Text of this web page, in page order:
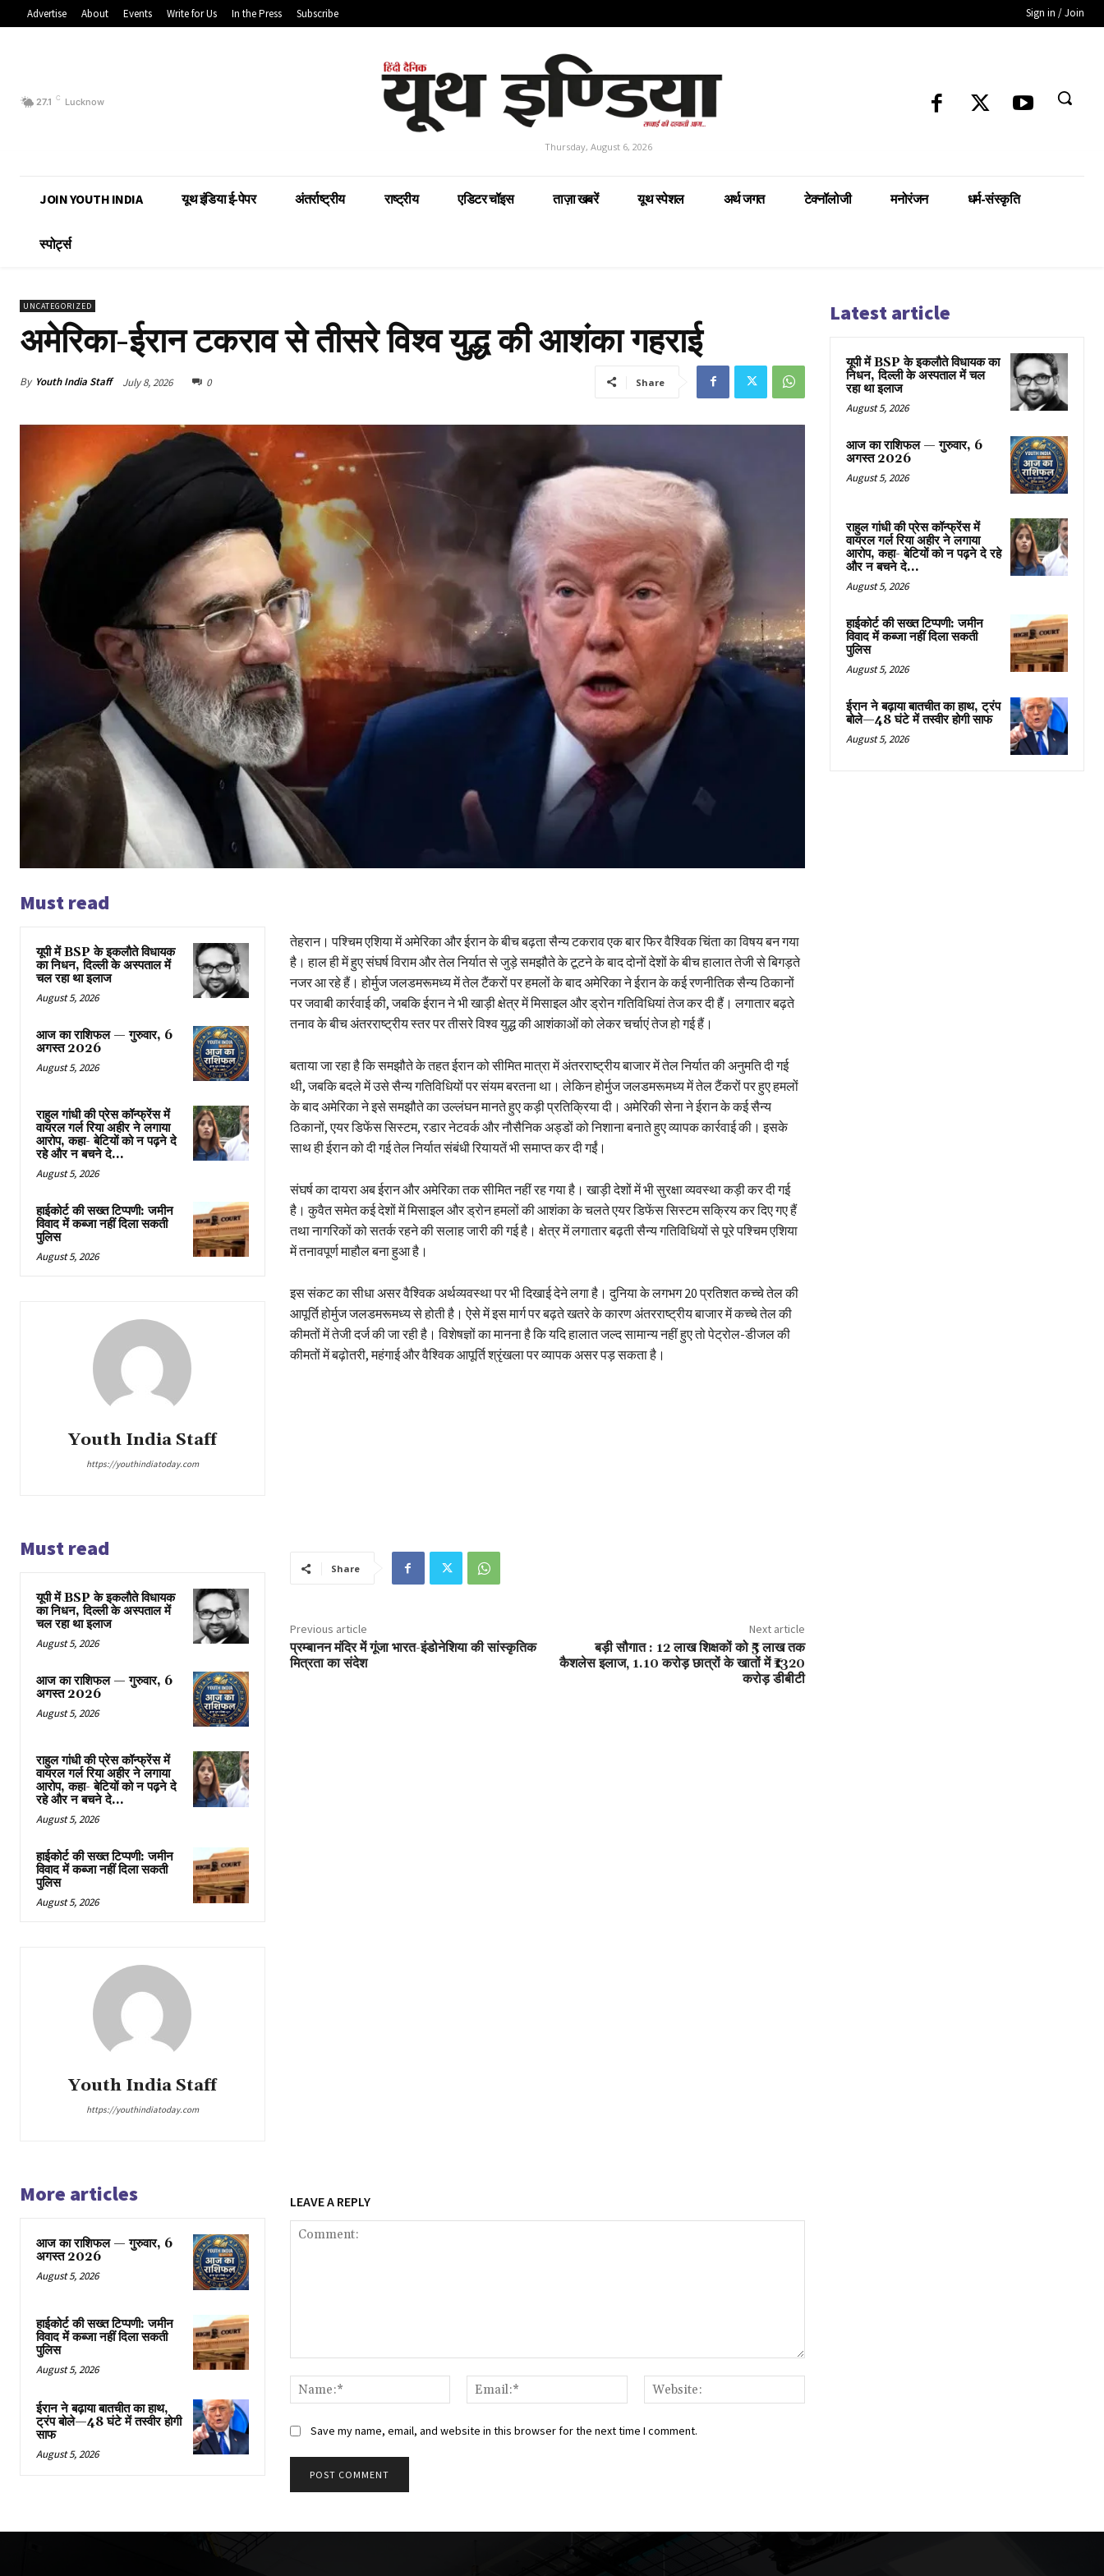
Advertise About Events Write for Us In the Press Subscribe Sign in / Join
27.1 C Lucknow
Thursday, August 6, 2026
JOIN YOUTH INDIA यूथ इंडिया ई-पेपर अंतर्राष्ट्रीय राष्ट्रीय एडिटर चॉइस ताज़ा खबरें यूथ स्पेशल अर्थ जगत टेक्नॉलोजी मनोरंजन धर्म-संस्कृति
स्पोर्ट्स
UNCATEGORIZED
अमेरिका-ईरान टकराव से तीसरे विश्व युद्ध की आशंका गहराई
By Youth India Staff July 8, 2026 0 Share
Must read
यूपी में BSP के इकलाैते विधायक
का निधन, दिल्ली के अस्पताल में
चल रहा था इलाज
August 5, 2026
आज का राशिफल — गुरुवार, 6
अगस्त 2026
August 5, 2026
राहुल गांधी की प्रेस कॉन्फ्रेंस में
वायरल गर्ल रिया अहीर ने लगाया
आरोप, कहा- बेटियों को न पढ़ने दे
रहे और न बचने दे...
August 5, 2026
हाईकोर्ट की सख्त टिप्पणी: जमीन
विवाद में कब्जा नहीं दिला सकती
पुलिस
August 5, 2026
Youth India Staff
https://youthindiatoday.com
तेहरान। पश्चिम एशिया में अमेरिका और ईरान के बीच बढ़ता सैन्य टकराव एक बार फिर वैश्विक चिंता का विषय बन गया
है। हाल ही में हुए संघर्ष विराम और तेल निर्यात से जुड़े समझौते के टूटने के बाद दोनों देशों के बीच हालात तेजी से बिगड़ते
नजर आ रहे हैं। होर्मुज जलडमरूमध्य में तेल टैंकरों पर हमलों के बाद अमेरिका ने ईरान के कई रणनीतिक सैन्य ठिकानों
पर जवाबी कार्रवाई की, जबकि ईरान ने भी खाड़ी क्षेत्र में मिसाइल और ड्रोन गतिविधियां तेज कर दी हैं। लगातार बढ़ते
तनाव के बीच अंतरराष्ट्रीय स्तर पर तीसरे विश्व युद्ध की आशंकाओं को लेकर चर्चाएं तेज हो गई हैं।
बताया जा रहा है कि समझौते के तहत ईरान को सीमित मात्रा में अंतरराष्ट्रीय बाजार में तेल निर्यात की अनुमति दी गई
थी, जबकि बदले में उसे सैन्य गतिविधियों पर संयम बरतना था। लेकिन होर्मुज जलडमरूमध्य में तेल टैंकरों पर हुए हमलों
के बाद अमेरिका ने इसे समझौते का उल्लंघन मानते हुए कड़ी प्रतिक्रिया दी। अमेरिकी सेना ने ईरान के कई सैन्य
ठिकानों, एयर डिफेंस सिस्टम, रडार नेटवर्क और नौसैनिक अड्डों को निशाना बनाते हुए व्यापक कार्रवाई की। इसके
साथ ही ईरान को दी गई तेल निर्यात संबंधी रियायतें भी समाप्त कर दी गईं।
संघर्ष का दायरा अब ईरान और अमेरिका तक सीमित नहीं रह गया है। खाड़ी देशों में भी सुरक्षा व्यवस्था कड़ी कर दी गई
है। कुवैत समेत कई देशों में मिसाइल और ड्रोन हमलों की आशंका के चलते एयर डिफेंस सिस्टम सक्रिय कर दिए गए हैं
तथा नागरिकों को सतर्क रहने की सलाह जारी की गई है। क्षेत्र में लगातार बढ़ती सैन्य गतिविधियों से पूरे पश्चिम एशिया
में तनावपूर्ण माहौल बना हुआ है।
इस संकट का सीधा असर वैश्विक अर्थव्यवस्था पर भी दिखाई देने लगा है। दुनिया के लगभग 20 प्रतिशत कच्चे तेल की
आपूर्ति होर्मुज जलडमरूमध्य से होती है। ऐसे में इस मार्ग पर बढ़ते खतरे के कारण अंतरराष्ट्रीय बाजार में कच्चे तेल की
कीमतों में तेजी दर्ज की जा रही है। विशेषज्ञों का मानना है कि यदि हालात जल्द सामान्य नहीं हुए तो पेट्रोल-डीजल की
कीमतों में बढ़ोतरी, महंगाई और वैश्विक आपूर्ति श्रृंखला पर व्यापक असर पड़ सकता है।
Must read
यूपी में BSP के इकलाैते विधायक
का निधन, दिल्ली के अस्पताल में
चल रहा था इलाज
August 5, 2026
आज का राशिफल — गुरुवार, 6
अगस्त 2026
August 5, 2026
राहुल गांधी की प्रेस कॉन्फ्रेंस में
वायरल गर्ल रिया अहीर ने लगाया
आरोप, कहा- बेटियों को न पढ़ने दे
रहे और न बचने दे...
August 5, 2026
हाईकोर्ट की सख्त टिप्पणी: जमीन
विवाद में कब्जा नहीं दिला सकती
पुलिस
August 5, 2026
Youth India Staff
https://youthindiatoday.com
Share
Previous article
प्रम्बानन मंदिर में गूंजा भारत-इंडोनेशिया की सांस्कृतिक
मित्रता का संदेश
Next article
बड़ी सौगात : 12 लाख शिक्षकों को ₹5 लाख तक
कैशलेस इलाज, 1.10 करोड़ छात्रों के खातों में ₹1320
करोड़ डीबीटी
More articles
आज का राशिफल — गुरुवार, 6
अगस्त 2026
August 5, 2026
हाईकोर्ट की सख्त टिप्पणी: जमीन
विवाद में कब्जा नहीं दिला सकती
पुलिस
August 5, 2026
ईरान ने बढ़ाया बातचीत का हाथ,
ट्रंप बोले—48 घंटे में तस्वीर होगी
साफ
August 5, 2026
LEAVE A REPLY
Name:*
Email:*
Save my name, email, and website in this browser for the next time I comment.
Latest article
यूपी में BSP के इकलाैते विधायक का
निधन, दिल्ली के अस्पताल में चल
रहा था इलाज
August 5, 2026
आज का राशिफल — गुरुवार, 6
अगस्त 2026
August 5, 2026
राहुल गांधी की प्रेस कॉन्फ्रेंस में
वायरल गर्ल रिया अहीर ने लगाया
आरोप, कहा- बेटियों को न पढ़ने दे रहे
और न बचने दे...
August 5, 2026
हाईकोर्ट की सख्त टिप्पणी: जमीन
विवाद में कब्जा नहीं दिला सकती
पुलिस
August 5, 2026
ईरान ने बढ़ाया बातचीत का हाथ, ट्रंप
बोले—48 घंटे में तस्वीर होगी साफ
August 5, 2026